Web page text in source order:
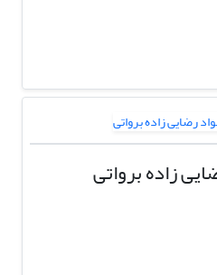
زاده برواتی